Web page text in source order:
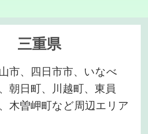
三重県
市、四日市市、いなべ
朝日町、川越町、東員
木曽岬町など周辺エリア